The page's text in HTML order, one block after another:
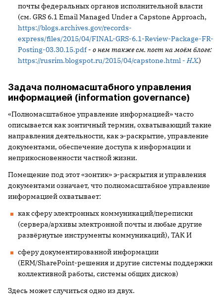
почты федеральных органов исполнительной власти
(см. GRS 6.1 Email Managed Under a Capstone Approach,
https://blogs.archives.gov/records-
express/files/2015/04/FINAL-GRS-6.1-Review-Package-FR-
Posting-03.30.15.pdf- онемтакжесм. постнамоёмблоге:
https://rusrim.blogspot.ru/2015/04/capstone.html -Н.Х.)
Задача полномасштабного управления
информацией (information governance)
«Полномасштабное управление информацией» часто
описывается как зонтичный термин, охватывающий такие
направления деятельности, как э-раскрытие, управление
документами, обеспечение доступа к информации и
неприкосновенности частной жизни.
Помещение под этот «зонтик» э-раскрытия и управления
документами означает, что полномасштабное управление
информацией охватывает:
как сферу электронных коммуникаций/переписки
(сервера/архивы электронной почты и любые другие
развёрнутые инструменты коммуникаций), ТАК И
сферу документированной информации
(ERM/SharePoint-решения и другие системы поддержки
коллективной работы, системы общих дисков)
Здесь может случиться одно из двух.